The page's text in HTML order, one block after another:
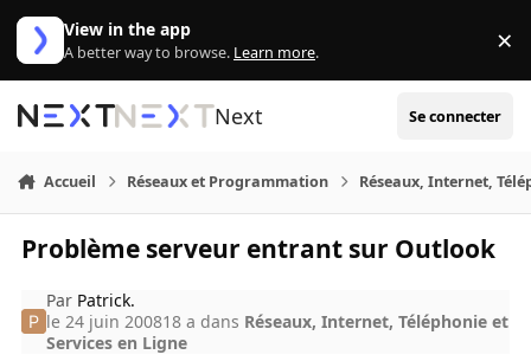
Aller au contenu
View in the app
A better way to browse. Learn more. ×
Next Se connecter
Accueil Réseaux et Programmation Réseaux, Internet,
Problème serveur entrant sur Outlook
Par Patrick.
le 24 juin 200818 a dans Réseaux, Internet, Téléphonie et
Services en Ligne